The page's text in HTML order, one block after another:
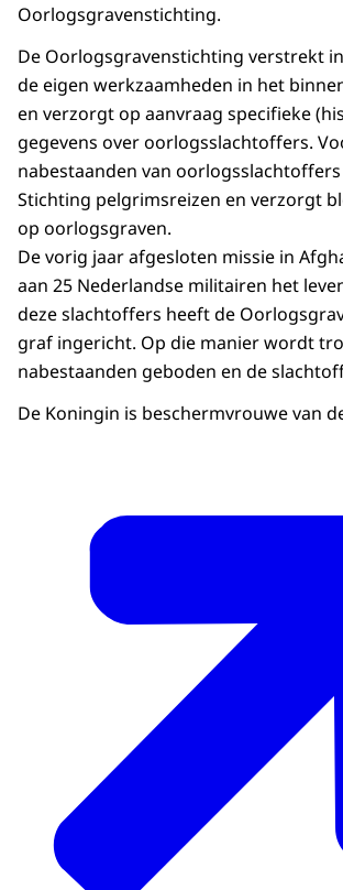
Oorlogsgravenstichting.
De Oorlogsgravenstichting verstrekt
de eigen werkzaamheden in het
en verzorgt op aanvraag specifieke
gegevens over oorlogsslachtoffers.
nabestaanden van
Stichting pelgrimsreizen en verzorgt
op oorlogsgraven.
De vorig jaar afgesloten missie in
aan 25 Nederlandse militairen het
deze slachtoffers heeft de
graf ingericht. Op die manier wordt
nabestaanden geboden en de
De Koningin is beschermvrouwe van